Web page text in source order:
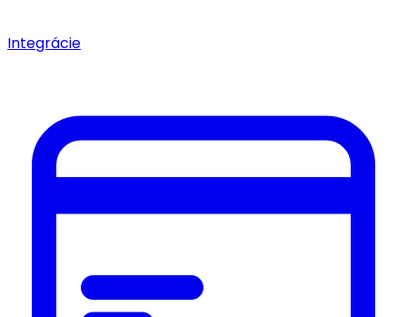
Integrácie